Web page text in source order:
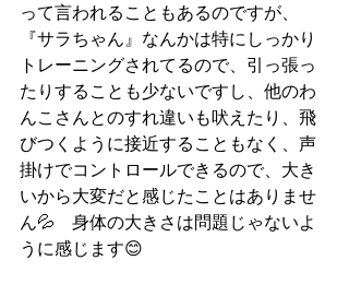
って言われることもあるのですが、
『サラちゃん』なんかは特にしっかり
トレーニングされてるので、引っ張っ
たりすることも少ないですし、他のわ
んこさんとのすれ違いも吠えたり、飛
びつくように接近することもなく、声
掛けでコントロールできるので、大き
いから大変だと感じたことはありませ
ん💦　身体の大きさは問題じゃないよ
うに感じます😊